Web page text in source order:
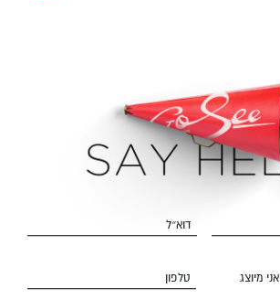
דוא״ל
אני מיוצג טלפון